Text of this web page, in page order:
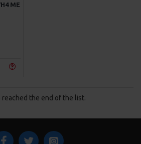
ΜΕ ΣΤ
reached the end of the list.